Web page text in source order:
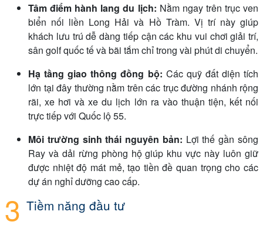
Tâm điểm hành lang du lịch: Nằm ngay trên trục ven
biển nối liền Long Hải và Hồ Tràm. Vị trí này giúp
khách lưu trú dễ dàng tiếp cận các khu vui chơi giải trí,
sân golf quốc tế và bãi tắm chỉ trong vài phút di chuyển.
Hạ tầng giao thông đồng bộ: Các quỹ đất diện tích
lớn tại đây thường nằm trên các trục đường nhánh rộng
rãi, xe hơi và xe du lịch lớn ra vào thuận tiện, kết nối
trực tiếp với Quốc lộ 55.
Môi trường sinh thái nguyên bản: Lợi thế gần sông
Ray và dải rừng phòng hộ giúp khu vực này luôn giữ
được nhiệt độ mát mẻ, tạo tiền đề quan trọng cho các
dự án nghỉ dưỡng cao cấp.
Tiềm năng đầu tư